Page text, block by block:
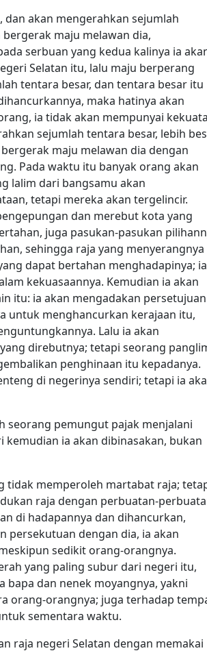
akan mengerahkan sejumlah
maju melawan dia,
serbuan yang kedua kalinya ia
Selatan itu, lalu maju berperang
tentara besar, dan tentara besar itu
maka hatinya akan
ia tidak akan mempunyai
sejumlah tentara besar, lebih
maju melawan dia dengan
Pada waktu itu banyak orang akan
lalim dari bangsamu akan
tetapi mereka akan tergelincir.
dan merebut kota yang
juga pasukan-pasukan
sehingga raja yang menyerangnya
dapat bertahan menghadapinya; ia
kekuasaannya. Kemudian ia akan
itu: ia akan mengadakan persetujuan
untuk menghancurkan kerajaan itu,
Lalu ia akan
direbutnya; tetapi seorang
penghinaan itu kepadanya.
di negerinya sendiri; tetapi ia
seorang pemungut pajak menjalani
ia akan dibinasakan, bukan
tidak memperoleh martabat raja;
raja dengan perbuatan-
di hadapannya dan dihancurkan,
persekutuan dengan dia, ia akan
sedikit orang-orangnya.
yang paling subur dari negeri itu,
dan nenek moyangnya, yakni
orang-orangnya; juga terhadap
sementara waktu.
raja negeri Selatan dengan memakai